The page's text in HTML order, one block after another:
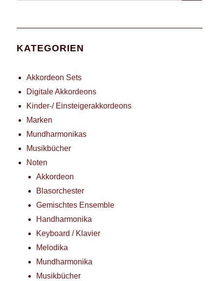
KATEGORIEN
Akkordeon Sets
Digitale Akkordeons
Kinder-/ Einsteigerakkordeons
Marken
Mundharmonikas
Musikbücher
Noten
Akkordeon
Blasorchester
Gemischtes Ensemble
Handharmonika
Keyboard / Klavier
Melodika
Mundharmonika
Musikbücher